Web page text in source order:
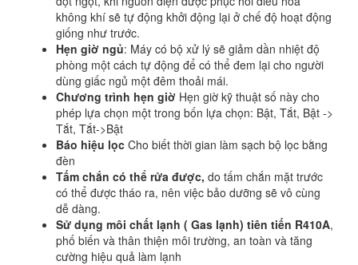
không khí sẽ tự động khởi động lại ở chế độ hoạt động
giống như trước.
Hẹn giờ ngủ: Máy có bộ xử lý sẽ giảm dần nhiệt độ
phòng một cách tự động để có thể đem lại cho người
dùng giấc ngủ một đêm thoải mái.
Chương trình hẹn giờ Hẹn giờ kỹ thuật số này cho
phép lựa chọn một trong bốn lựa chọn: Bật, Tắt, Bật ->
Tắt, Tắt->Bật
Báo hiệu lọc Cho biết thời gian làm sạch bộ lọc bằng
đèn
Tấm chắn có thể rửa được, do tấm chắn mặt trước
có thể được tháo ra, nên việc bảo dưỡng sẽ vô cùng
dễ dàng.
Sử dụng môi chất lạnh ( Gas lạnh) tiên tiến R410A,
phố biến và thân thiện môi trường, an toàn và tăng
cường hiệu quả làm lạnh